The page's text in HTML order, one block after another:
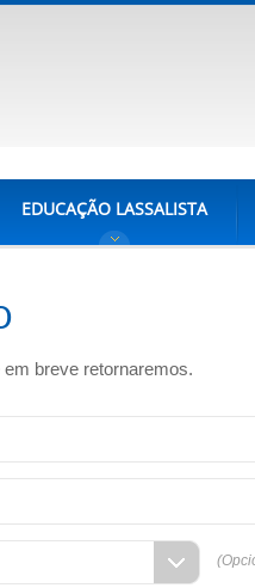
EDUCAÇÃO LASSALISTA
breve retornaremos.